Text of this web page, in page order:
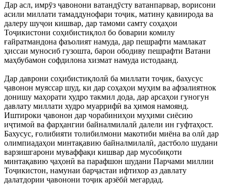
Дар асл, имрӯз ҷавонони ватандӯсту ватанпарвар, ворисони
асили миллати тамаддунофари тоҷик, матину қавиирода ва
далеру шуҷои кишвар, дар тамоми самту соҳаҳои
Тоҷикистони соҳибистиқлол бо боварии комилу
ғайратмандона фаъолият намуда, дар пешрафти мамлакат
ҳиссаи муносиб гузошта, барои ободиву пешрафти Ватани
маҳбубамон софдилона хизмат намуда истодаанд.
Дар даврони соҳибистиқлолӣ ба миллати тоҷик, бахусус
ҷавонон муяссар шуд, ки дар соҳаҳои муҳим ва афзалиятнок
донишу маҳорати худро такмил дода, дар арсаҳои гуногун
давлату миллати худро муаррифӣ ва ҳимоя намоянд.
Иштироки ҷавонон дар чорабиниҳои муҳими сиёсию
иҷтимоӣ ва фарҳангии байналмилалӣ далели ин гуфтаҳост.
Бахусус, ғолибияти толибилмони макотиби миёна ва олӣ дар
олимпиадаҳои минтақавию байналмилалӣ, дастболо шудани
варзишгарони муваффақи кишвар дар мусобиқоти
минтақавию ҷаҳонӣ ва парафшон шудани Парчами миллии
Тоҷикистон, намунаи барҷастаи ифтихор аз давлату
далатдории ҷавонони тоҷик арзёбӣ мегардад.